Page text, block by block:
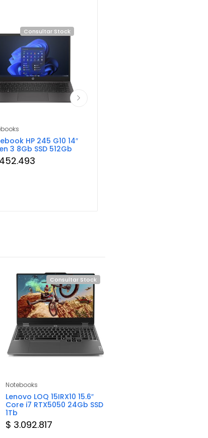
Consultar Stock
HP 245 G10 14″
3 8Gb SSD 512Gb
Consultar Stock
Notebooks
Lenovo LOQ 15IRX10 15.6″
Core i7 RTX5050 24Gb SSD
1Tb
$ 3.092.817